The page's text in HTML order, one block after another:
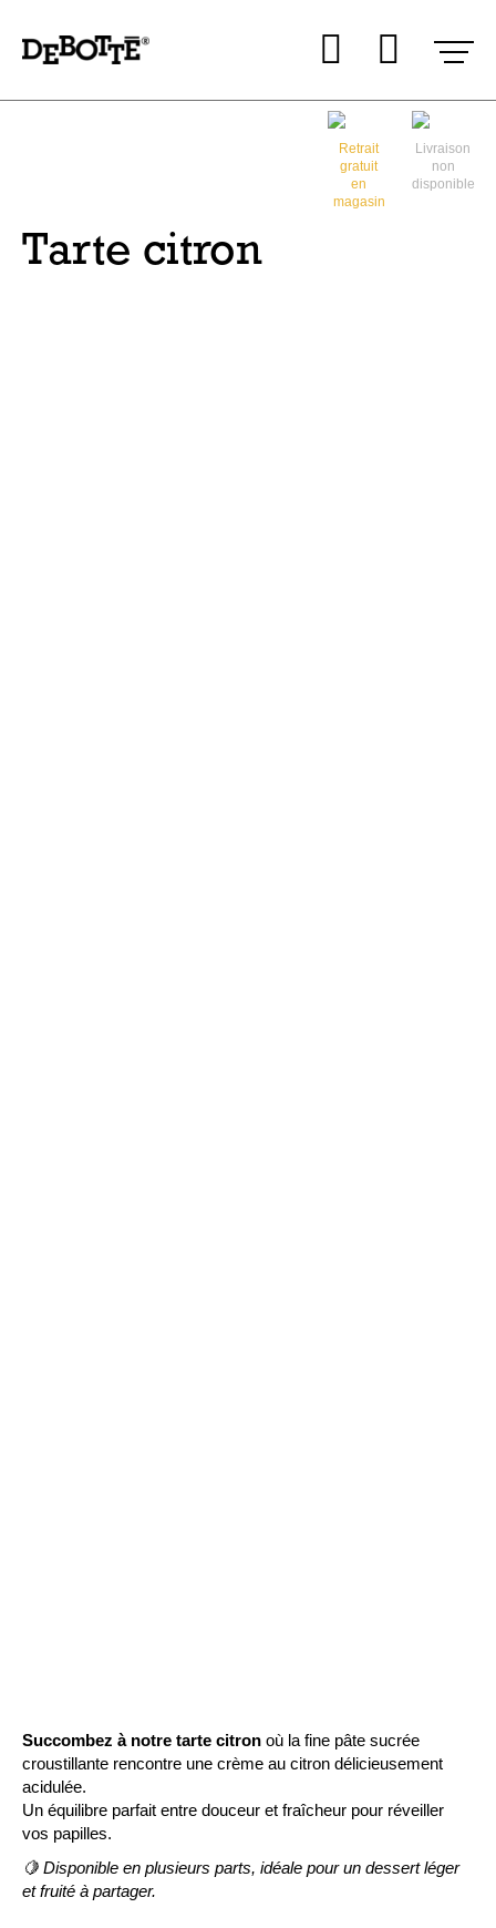
au
menu
contenu
Mon
Retrait
gratuit
en
magasin
Livraison
non
disponible
Tarte citron
Succombez à notre tarte citron où la fine pâte sucrée
croustillante rencontre une crème au citron délicieusement
acidulée.
Un équilibre parfait entre douceur et fraîcheur pour réveiller
vos papilles.
🍋 Disponible en plusieurs parts, idéale pour un dessert léger
et fruité à partager.